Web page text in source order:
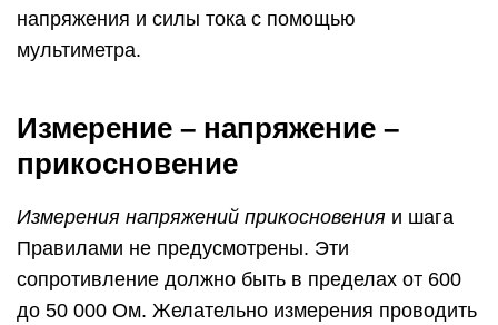
напряжения и силы тока с помощью
мультиметра.
Измерение – напряжение –
прикосновение
Измерения напряжений прикосновения и шага
Правилами не предусмотрены. Эти
сопротивление должно быть в пределах от 600
до 50 000 Ом. Желательно измерения проводить